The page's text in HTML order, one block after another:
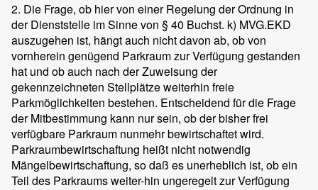
2. Die Frage, ob hier von einer Regelung der Ordnung in
der Dienststelle im Sinne von § 40 Buchst. k) MVG.EKD
auszugehen ist, hängt auch nicht davon ab, ob von
vornherein genügend Parkraum zur Verfügung gestanden
hat und ob auch nach der Zuweisung der
gekennzeichneten Stellplätze weiterhin freie
Parkmöglichkeiten bestehen. Entscheidend für die Frage
der Mitbestimmung kann nur sein, ob der bisher frei
verfügbare Parkraum nunmehr bewirtschaftet wird.
Parkraumbewirtschaftung heißt nicht notwendig
Mängelbewirtschaftung, so daß es unerheblich ist, ob ein
Teil des Parkraums weiter-hin ungeregelt zur Verfügung